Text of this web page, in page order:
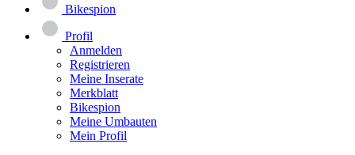
Bikespion
Profil
Anmelden
Registrieren
Meine Inserate
Merkblatt
Bikespion
Meine Umbauten
Mein Profil